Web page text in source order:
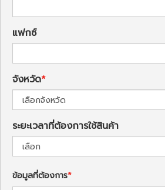
แฟกซ์
จังหวัด
ระยะเวลาที่ต้องการใช้สินค้า
ข้อมูลที่ต้องการ